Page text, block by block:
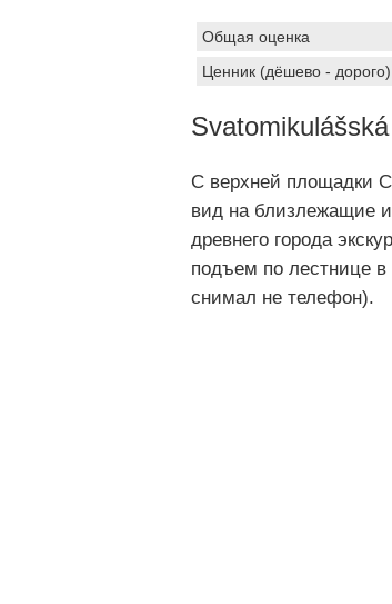
Общая оценка
Ценник (дёшево - дорого)
С верхней площадки
вид на близлежащие
древнего города
подъем по лестнице в
снимал не телефон).